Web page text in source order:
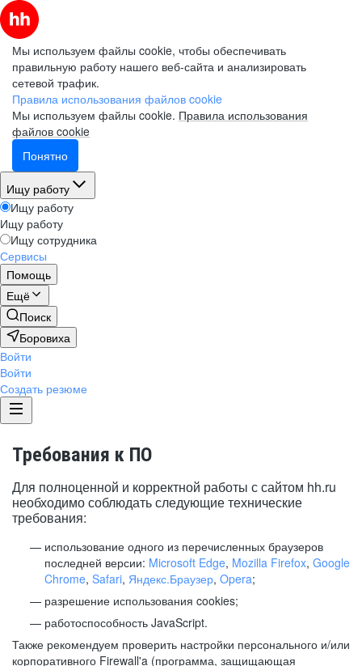
Мы используем файлы cookie, чтобы обеспечивать
правильную работу нашего веб-сайта и анализировать
сетевой трафик.
Правила использования файлов cookie
Мы используем файлы cookie. Правила использования
файлов cookie
Понятно
Ищу работу
Ищу работу
Ищу работу
Ищу сотрудника
Сервисы
Помощь
Ещё
Поиск
Боровиха
Войти
Войти
Создать резюме
Требования к ПО
Для полноценной и корректной работы с сайтом hh.ru
необходимо соблюдать следующие технические
требования:
использование одного из перечисленных браузеров
последней версии: Microsoft Edge, Mozilla Firefox, Google
Chrome, Safari, Яндекс.Браузер, Opera;
разрешение использования cookies;
работоспособность JavaScript.
Также рекомендуем проверить настройки персонального и/или
корпоративного Firewall'a (программа, защищающая